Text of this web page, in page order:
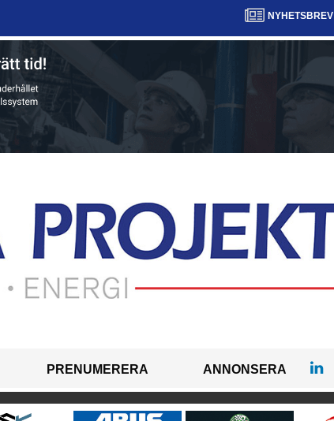
NYHETSBREV
PRENUMERERA ANNONSERA